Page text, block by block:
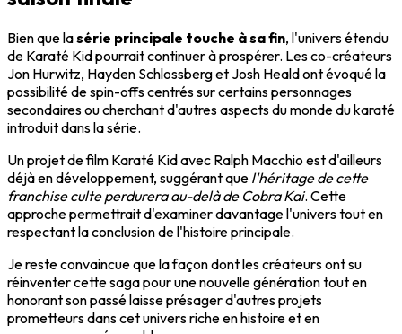
Bien que lasérie principale touche à sa fin, l'univers étendu
de Karaté Kid pourrait continuer à prospérer. Les co-créateurs
Jon Hurwitz, Hayden Schlossberg et Josh Heald ont évoqué la
possibilité de spin-offs centrés sur certains personnages
secondaires ou cherchant d'autres aspects du monde du karaté
introduit dans la série.
Un projet de film Karaté Kid avec Ralph Macchio est d'ailleurs
déjà en développement, suggérant que l'héritage de cette
franchise culte perdurera au-delà de Cobra Kai. Cette
approche permettrait d'examiner davantage l'univers tout en
respectant la conclusion de l'histoire principale.
Je reste convaincue que la façon dont les créateurs ont su
réinventer cette saga pour une nouvelle génération tout en
honorant son passé laisse présager d'autres projets
prometteurs dans cet univers riche en histoire et en